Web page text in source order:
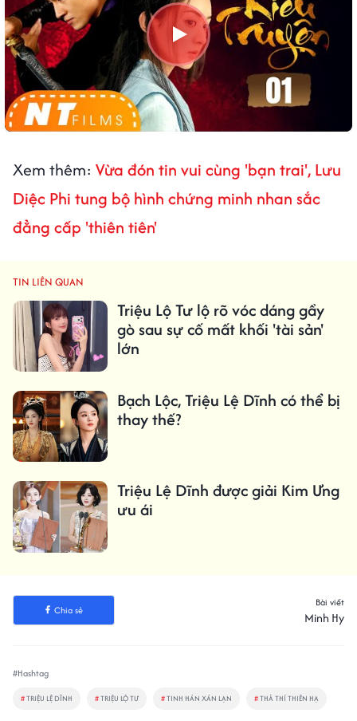
Xem thêm: Vừa đón tin vui cùng 'bạn trai', Lưu
Diệc Phi tung bộ hình chứng minh nhan sắc
đẳng cấp 'thiên tiên'
TIN LIÊN QUAN
Triệu Lộ Tư lộ rõ vóc dáng gầy
gò sau sự cố mất khối 'tài sản'
lớn
Bạch Lộc, Triệu Lệ Dĩnh có thể bị
thay thế?
Triệu Lệ Dĩnh được giải Kim Ưng
ưu ái
Chia sẻ
Bài viết
Minh Hy
#Hashtag
#TRIỆU LỆ DĨNH #TRIỆU LỘ TƯ #TINH HÁN XÁN LẠN #THẢ THÍ THIÊN HẠ